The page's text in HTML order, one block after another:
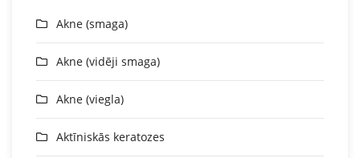
Akne (smaga)
Akne (vidēji smaga)
Akne (viegla)
Aktīniskās keratozes